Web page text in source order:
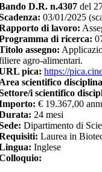
D.R. n.4307 del
03/01/2025
di lavoro:
di ricerca:
assegno:
agro-alimentari.
pica: https://
scientifico
i scientifico
€ 19.367,00
24 mesi
Dipartimento di
Laurea in
Inglese